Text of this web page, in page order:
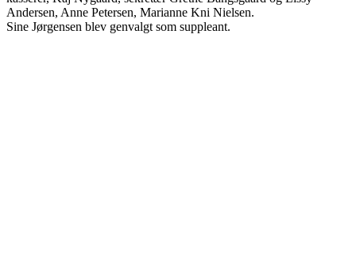
Andersen, Anne Petersen, Marianne Kni Nielsen.
Sine Jørgensen blev genvalgt som suppleant.